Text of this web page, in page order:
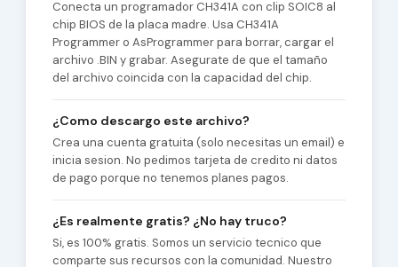
Conecta un programador CH341A con clip SOIC8 al
chip BIOS de la placa madre. Usa CH341A
Programmer o AsProgrammer para borrar, cargar el
archivo .BIN y grabar. Asegurate de que el tamaño
del archivo coincida con la capacidad del chip.
¿Como descargo este archivo?
Crea una cuenta gratuita (solo necesitas un email) e
inicia sesion. No pedimos tarjeta de credito ni datos
de pago porque no tenemos planes pagos.
¿Es realmente gratis? ¿No hay truco?
Si, es 100% gratis. Somos un servicio tecnico que
comparte sus recursos con la comunidad. Nuestro